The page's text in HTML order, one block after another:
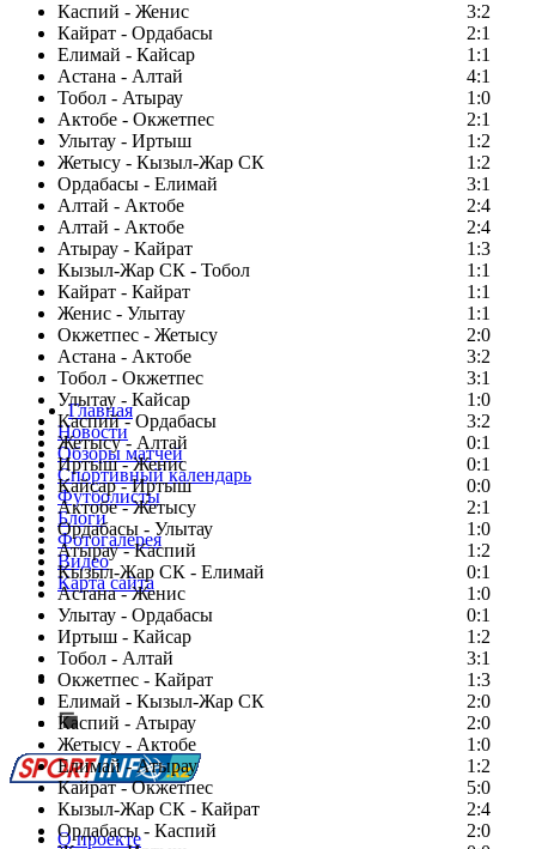
Каспий - Женис
3:2
Кайрат - Ордабасы
2:1
Елимай - Кайсар
1:1
Астана - Алтай
4:1
Тобол - Атырау
1:0
Актобе - Окжетпес
2:1
Улытау - Иртыш
1:2
Жетысу - Кызыл-Жар СК
1:2
Ордабасы - Елимай
3:1
Алтай - Актобе
2:4
Алтай - Актобе
2:4
Атырау - Кайрат
1:3
Кызыл-Жар СК - Тобол
1:1
Кайрат - Кайрат
1:1
Женис - Улытау
1:1
Окжетпес - Жетысу
2:0
Астана - Актобе
3:2
Тобол - Окжетпес
3:1
Улытау - Кайсар
1:0
Каспий - Ордабасы
3:2
Жетысу - Алтай
0:1
Иртыш - Женис
0:1
Кайсар - Иртыш
0:0
Актобе - Жетысу
2:1
Ордабасы - Улытау
1:0
Атырау - Каспий
1:2
Кызыл-Жар СК - Елимай
0:1
Астана - Женис
1:0
Улытау - Ордабасы
0:1
Иртыш - Кайсар
1:2
Тобол - Алтай
3:1
Окжетпес - Кайрат
1:3
Елимай - Кызыл-Жар СК
2:0
Каспий - Атырау
2:0
Жетысу - Актобе
1:0
Елимай - Атырау
1:2
Кайрат - Окжетпес
5:0
Кызыл-Жар СК - Кайрат
2:4
Ордабасы - Каспий
2:0
Главная
Новости
Обзоры матчей
Спортивный календарь
Футболисты
Блоги
Фотогалерея
Видео
Карта сайта
Есть идея?
Сообщить о мероприятии
Перейти на старый сайт
О проекте